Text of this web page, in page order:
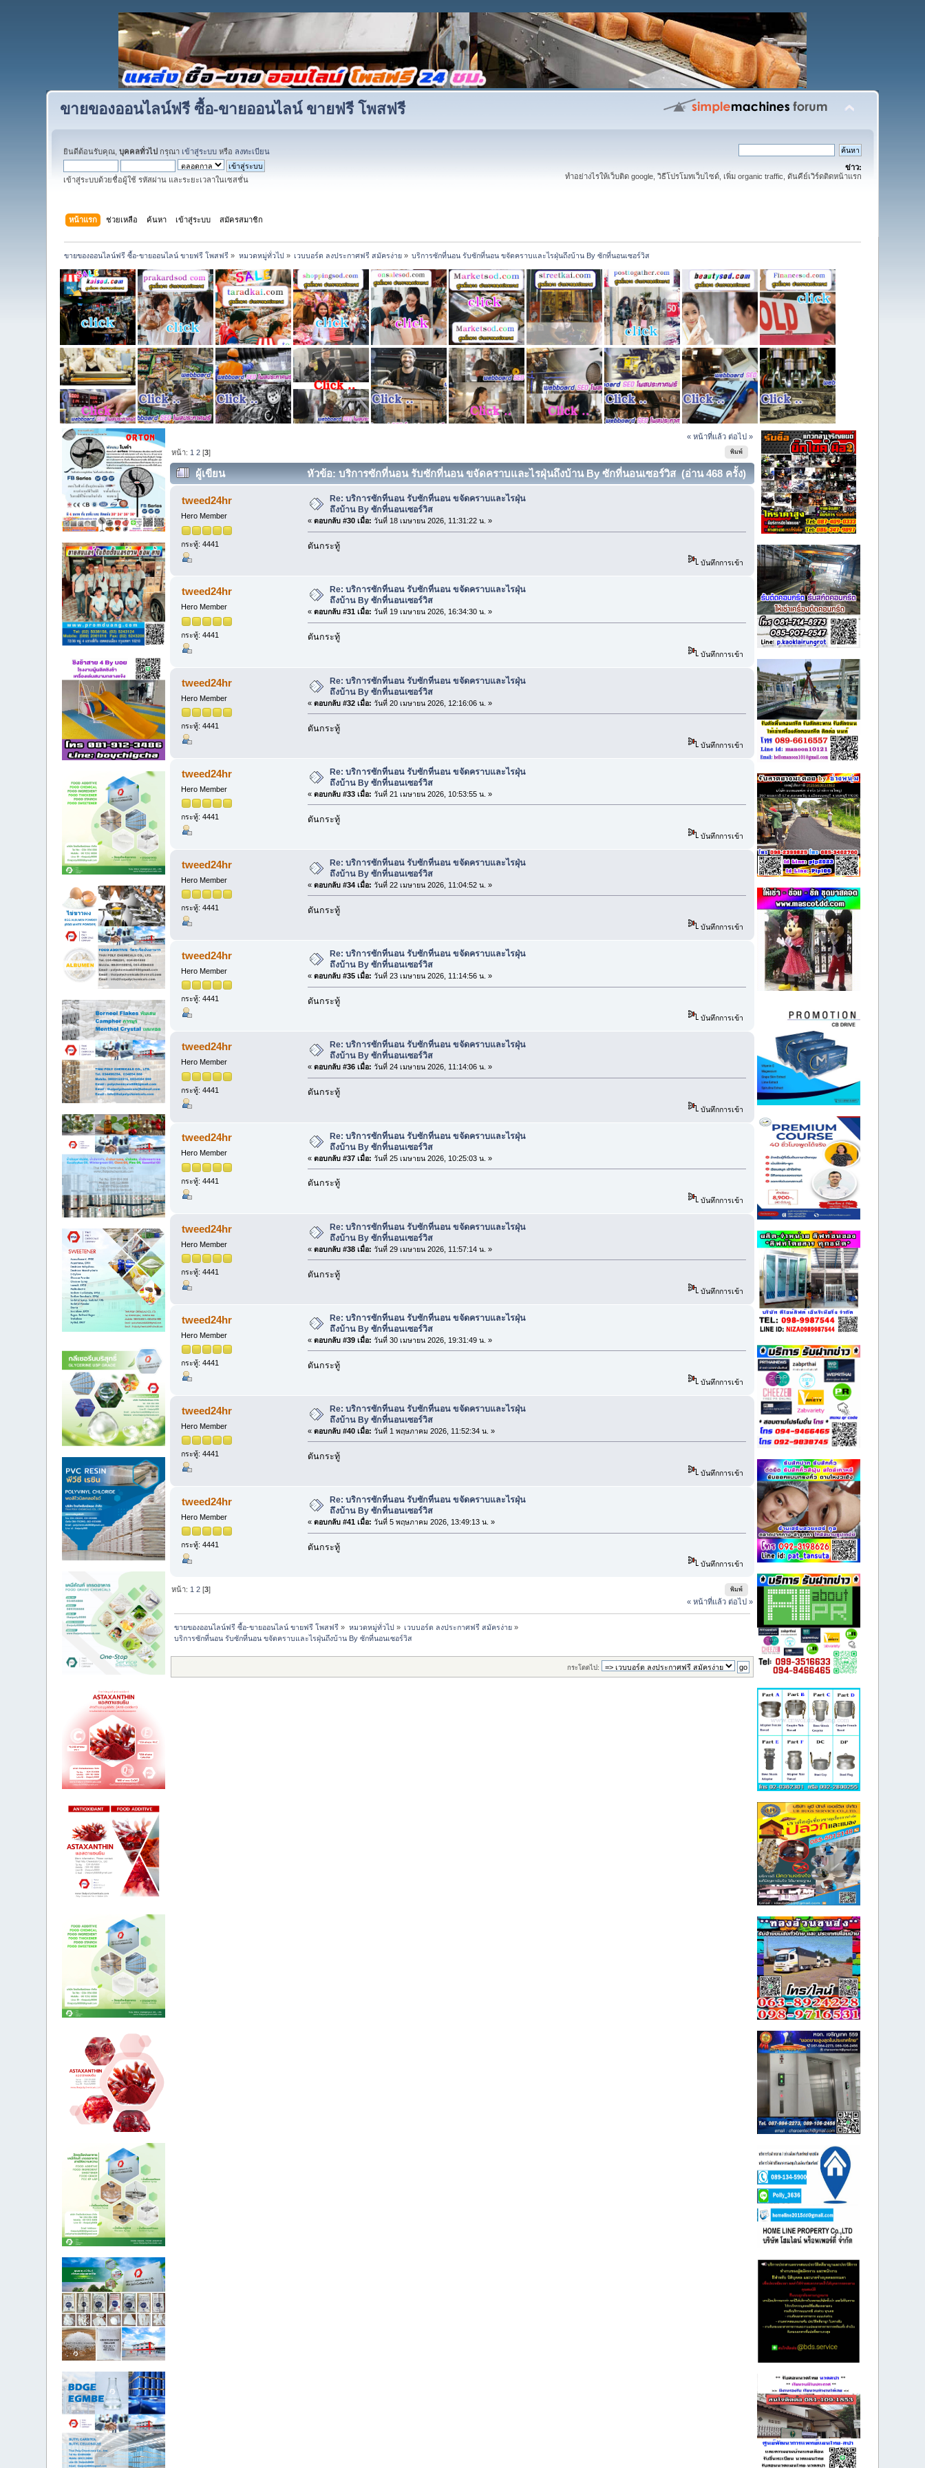
ขายของออนไลน์ฟรี ซื้อ-ขายออนไลน์ ขายฟรี โพสฟรี
ยินดีต้อนรับคุณ,บุคคลทั่วไป กรุณา เข้าสู่ระบบ หรือ ลงทะเบียน
เข้าสู่ระบบด้วยชื่อผู้ใช้ รหัสผ่าน และระยะเวลาในเซสชั่น
ข่าว:
ทำอย่างไรให้เว็บติด google, วิธีโปรโมทเว็บไซด์, เพิ่ม organic traffic, ดันคีย์เวิร์ดติดหน้าแรก
หน้าแรก ช่วยเหลือ ค้นหา เข้าสู่ระบบ สมัครสมาชิก
ขายของออนไลน์ฟรี ซื้อ-ขายออนไลน์ ขายฟรี โพสฟรี » หมวดหมู่ทั่วไป» เวบบอร์ด ลงประกาศฟรี สมัครง่าย » บริการซักที่นอน รับซักที่นอน ขจัดคราบและไรฝุ่นถึงบ้าน By ซักที่นอนเซอร์วิส
« หน้าที่แล้ว ต่อไป »
พิมพ์
หน้า: 1 2 [3]
ผู้เขียน หัวข้อ: บริการซักที่นอน รับซักที่นอน ขจัดคราบและไรฝุ่นถึงบ้าน By ซักที่นอนเซอร์วิส (อ่าน 468 ครั้ง)
tweed24hr
Hero Member
กระทู้: 4441
Re: บริการซักที่นอน รับซักที่นอน ขจัดคราบและไรฝุ่น
ถึงบ้าน By ซักที่นอนเซอร์วิส
« ตอบกลับ #30 เมื่อ: วันที่ 18 เมษายน 2026, 11:31:22 น. »
ดันกระทู้
บันทึกการเข้า
tweed24hr
Hero Member
กระทู้: 4441
Re: บริการซักที่นอน รับซักที่นอน ขจัดคราบและไรฝุ่น
ถึงบ้าน By ซักที่นอนเซอร์วิส
« ตอบกลับ #31 เมื่อ: วันที่ 19 เมษายน 2026, 16:34:30 น. »
ดันกระทู้
บันทึกการเข้า
tweed24hr
Hero Member
กระทู้: 4441
Re: บริการซักที่นอน รับซักที่นอน ขจัดคราบและไรฝุ่น
ถึงบ้าน By ซักที่นอนเซอร์วิส
« ตอบกลับ #32 เมื่อ: วันที่ 20 เมษายน 2026, 12:16:06 น. »
ดันกระทู้
บันทึกการเข้า
tweed24hr
Hero Member
กระทู้: 4441
Re: บริการซักที่นอน รับซักที่นอน ขจัดคราบและไรฝุ่น
ถึงบ้าน By ซักที่นอนเซอร์วิส
« ตอบกลับ #33 เมื่อ: วันที่ 21 เมษายน 2026, 10:53:55 น. »
ดันกระทู้
บันทึกการเข้า
tweed24hr
Hero Member
กระทู้: 4441
Re: บริการซักที่นอน รับซักที่นอน ขจัดคราบและไรฝุ่น
ถึงบ้าน By ซักที่นอนเซอร์วิส
« ตอบกลับ #34 เมื่อ: วันที่ 22 เมษายน 2026, 11:04:52 น. »
ดันกระทู้
บันทึกการเข้า
tweed24hr
Hero Member
กระทู้: 4441
Re: บริการซักที่นอน รับซักที่นอน ขจัดคราบและไรฝุ่น
ถึงบ้าน By ซักที่นอนเซอร์วิส
« ตอบกลับ #35 เมื่อ: วันที่ 23 เมษายน 2026, 11:14:56 น. »
ดันกระทู้
บันทึกการเข้า
tweed24hr
Hero Member
กระทู้: 4441
Re: บริการซักที่นอน รับซักที่นอน ขจัดคราบและไรฝุ่น
ถึงบ้าน By ซักที่นอนเซอร์วิส
« ตอบกลับ #36 เมื่อ: วันที่ 24 เมษายน 2026, 11:14:06 น. »
ดันกระทู้
บันทึกการเข้า
tweed24hr
Hero Member
กระทู้: 4441
Re: บริการซักที่นอน รับซักที่นอน ขจัดคราบและไรฝุ่น
ถึงบ้าน By ซักที่นอนเซอร์วิส
« ตอบกลับ #37 เมื่อ: วันที่ 25 เมษายน 2026, 10:25:03 น. »
ดันกระทู้
บันทึกการเข้า
tweed24hr
Hero Member
กระทู้: 4441
Re: บริการซักที่นอน รับซักที่นอน ขจัดคราบและไรฝุ่น
ถึงบ้าน By ซักที่นอนเซอร์วิส
« ตอบกลับ #38 เมื่อ: วันที่ 29 เมษายน 2026, 11:57:14 น. »
ดันกระทู้
บันทึกการเข้า
tweed24hr
Hero Member
กระทู้: 4441
Re: บริการซักที่นอน รับซักที่นอน ขจัดคราบและไรฝุ่น
ถึงบ้าน By ซักที่นอนเซอร์วิส
« ตอบกลับ #39 เมื่อ: วันที่ 30 เมษายน 2026, 19:31:49 น. »
ดันกระทู้
บันทึกการเข้า
tweed24hr
Hero Member
กระทู้: 4441
Re: บริการซักที่นอน รับซักที่นอน ขจัดคราบและไรฝุ่น
ถึงบ้าน By ซักที่นอนเซอร์วิส
« ตอบกลับ #40 เมื่อ: วันที่ 1 พฤษภาคม 2026, 11:52:34 น. »
ดันกระทู้
บันทึกการเข้า
tweed24hr
Hero Member
กระทู้: 4441
Re: บริการซักที่นอน รับซักที่นอน ขจัดคราบและไรฝุ่น
ถึงบ้าน By ซักที่นอนเซอร์วิส
« ตอบกลับ #41 เมื่อ: วันที่ 5 พฤษภาคม 2026, 13:49:13 น. »
ดันกระทู้
บันทึกการเข้า
พิมพ์
หน้า: 1 2 [3]
« หน้าที่แล้ว ต่อไป »
ขายของออนไลน์ฟรี ซื้อ-ขายออนไลน์ ขายฟรี โพสฟรี » หมวดหมู่ทั่วไป » เวบบอร์ด ลงประกาศฟรี สมัครง่าย »
บริการซักที่นอน รับซักที่นอน ขจัดคราบและไรฝุ่นถึงบ้าน By ซักที่นอนเซอร์วิส
กระโดดไป: